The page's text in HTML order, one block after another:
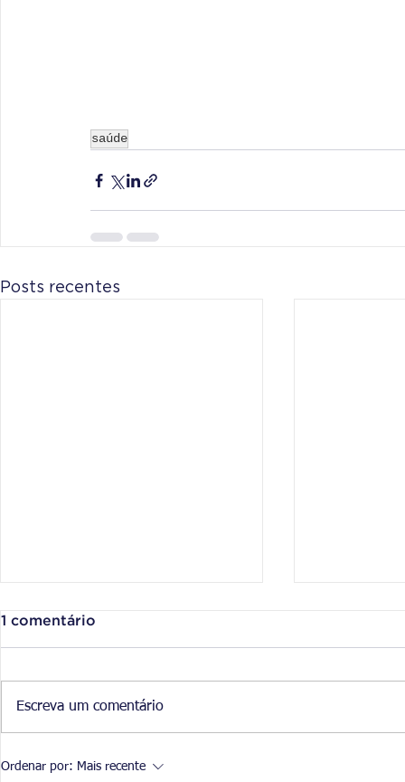
saúde
Posts recentes
Olimpíadas
1 comentário
Escreva um comentário
Ordenar por: Mais recente